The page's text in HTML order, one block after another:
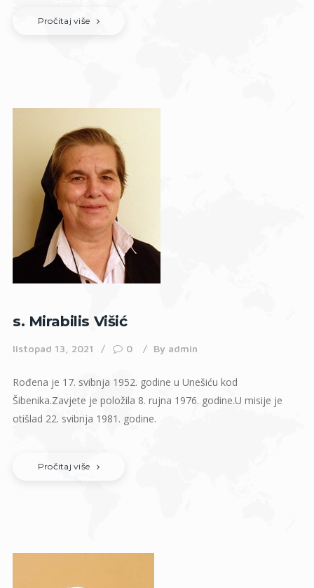
Pročitaj više
s. Mirabilis Višić
listopad 13, 2021 0 By admin
Rođena je 17. svibnja 1952. godine u Unešiću kod
Šibenika.Zavjete je položila 8. rujna 1976. godine.U misije je
otišlad 22. svibnja 1981. godine.
Pročitaj više